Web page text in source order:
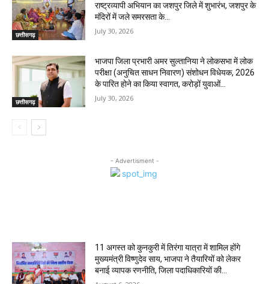
छत्तीसगढ़
राष्ट्रव्यापी अभियान का जशपुर जिले में शुभारंभ, जशपुर के
मंदिरों में जले समरसता के...
July 30, 2026
छत्तीसगढ़
भाजपा जिला प्रभारी अमर सुल्तानिया ने लोकसभा में लोक
परीक्षा (अनुचित साधन निवारण) संशोधन विधेयक, 2026
के पारित होने का किया स्वागत, करोड़ों युवाओं...
July 30, 2026
- Advertisment -
11 अगस्त को कुनकुरी में तिरंगा यात्रा में शामिल होंगे
मुख्यमंत्री विष्णुदेव साय, भाजपा ने तैयारियों को लेकर
बनाई व्यापक रणनीति, जिला पदाधिकारियों की...